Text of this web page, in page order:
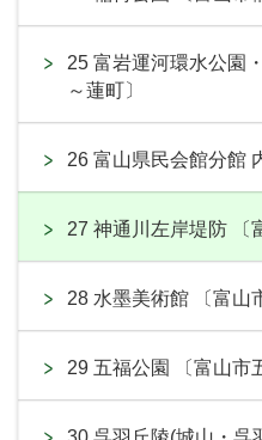
25 富岩運河環水公園
～蓮町〕
26 富山県民会館分館
27 神通川左岸堤防 〔
28 水墨美術館 〔富山
29 五福公園 〔富山市